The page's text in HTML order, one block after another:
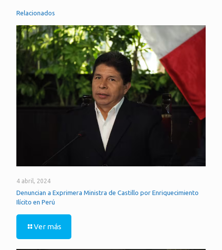
Relacionados
4 abril, 2024
Denuncian a Exprimera Ministra de Castillo por Enriquecimiento
Ilícito en Perú
Ver más